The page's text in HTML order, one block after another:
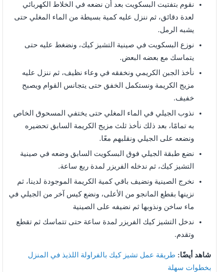
نقوم بتفتيت البسكويت بعد أن نضعه في الخلاط الكهربائي
لعدة دقائق، ثم ننزل عليه كمية بسيطة من الماء المغلي حتى
يشبه الرمل.
نوزع البسكويت في صينية التشيز كيك، ونضغط عليه حتى
يتماسك مع بعضه البعض.
نأخذ الجبن الكريمي ونخفقه في وعاء نظيف، ثم ننزل عليه
مزيج الكريمة ونستكمل الخفق حتى يتجانس القوام ويصبح
خفيف.
نذوب الجيلي في الماء المغلي حتى يختفي المسحوق الخاص
به تمامًا، بعد ذلك نأخذ ثلث مزيج الكريمة السابق تحضيره
ونضعه على الجيلي ونقلبهم معًا.
نضع طبقة الجيلي فوق البسكويت السابق وضعه في صينية
التشيز كيك، ثم ندخله الفريزر لمدة ربع ساعة.
نخرج الصينية ونضيف باقي كمية الكريمة الموجودة لدينا، ثم
نزينها بقطع المانجو من الأعلى، ونضع كيس آخر من الجيلي في
ماء ساخن ونذوبها ثم نضيفه على الصينية
ندخل التشيز كيك الفريزر لمدة ساعة حتى تتماسك ثم تقطع
وتقدم.
شاهد أيضًا: طريقة عمل تشيز كيك بالفراولة اللذيذ في المنزل
بخطوات سهلة